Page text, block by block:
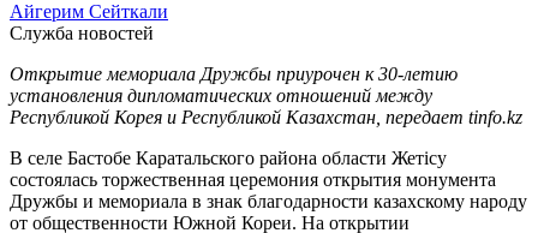
Айгерим Сейткали
Служба новостей
Открытие мемориала Дружбы приурочен к 30-летию
установления дипломатических отношений между
Республикой Корея и Республикой Казахстан, передает tinfo.kz
В селе Бастобе Каратальского района области Жетiсу
состоялась торжественная церемония открытия монумента
Дружбы и мемориала в знак благодарности казахскому народу
от общественности Южной Кореи. На открытии